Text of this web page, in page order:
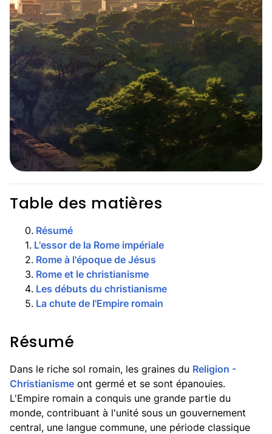
Table des matières
0. Résumé
1. L'essor de la Rome impériale
2. Rome à l'époque de Jésus
3. Rome et le christianisme
4. Les débuts du christianisme
5. La chute de l'Empire romain
Résumé
Dans le riche sol romain, les graines du Religion -
Christianisme ont germé et se sont épanouies.
L'Empire romain a conquis une grande partie du
monde, contribuant à l'unité sous un gouvernement
central, une langue commune, une période classique